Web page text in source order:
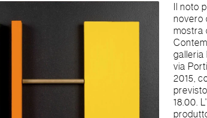
Il noto
novero
mostra
galleria
via
2015,
18.00.
utile,
poche e
stato
uno
parte
di